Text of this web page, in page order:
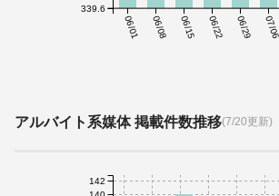
06/01 06/08 06/15 06/22 06/29 07/06
339.6
アルバイト系媒体 掲載件数推移(7/20更新)
142